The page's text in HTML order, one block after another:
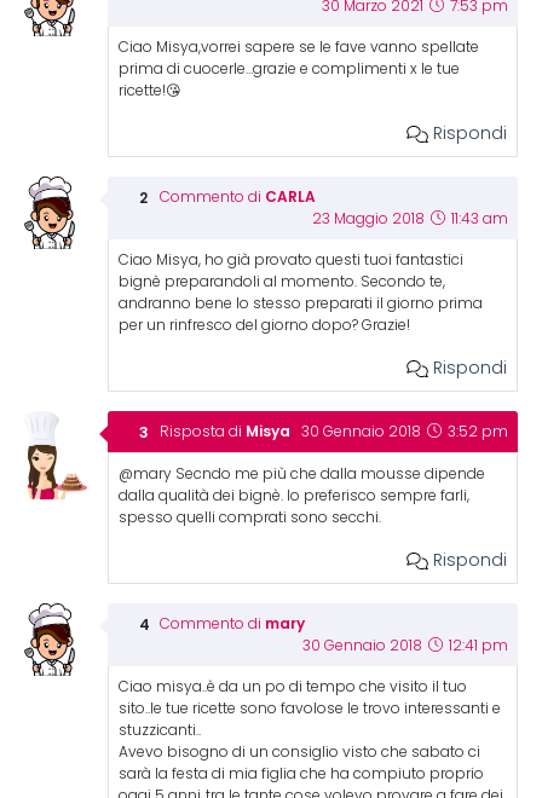
30 Marzo 2021 7:53 pm
Ciao Misya,vorrei sapere se le fave vanno spellate
prima di cuocerle…grazie e complimenti x le tue
ricette!😘
Rispondi
Commento di CARLA
23 Maggio 2018 11:43 am
Ciao Misya, ho già provato questi tuoi fantastici
bignè preparandoli al momento. Secondo te,
andranno bene lo stesso preparati il giorno prima
per un rinfresco del giorno dopo? Grazie!
Rispondi
Risposta di Misya 30 Gennaio 2018 3:52 pm
@mary Secndo me più che dalla mousse dipende
dalla qualità dei bignè. Io preferisco sempre farli,
spesso quelli comprati sono secchi.
Rispondi
Commento di mary
30 Gennaio 2018 12:41 pm
Ciao misya..è da un po di tempo che visito il tuo
sito..le tue ricette sono favolose le trovo interessanti e
stuzzicanti..
Avevo bisogno di un consiglio visto che sabato ci
sarà la festa di mia figlia che ha compiuto proprio